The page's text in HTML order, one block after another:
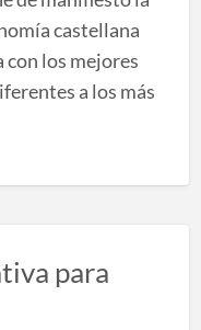
castellana
con los mejores
a los más
para